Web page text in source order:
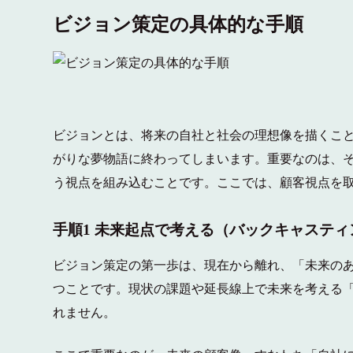
ビジョン策定の具体的な手順
ビジョンとは、将来の自社と社会の理想像を描く
がりな夢物語に終わってしまいます。重要なのは、
う視点を組み込むことです。ここでは、顧客視点を
手順1 未来起点で考える（バックキャスティ
ビジョン策定の第一歩は、現在から離れ、「未来
つことです。現状の課題や延長線上で未来を考える
れません。